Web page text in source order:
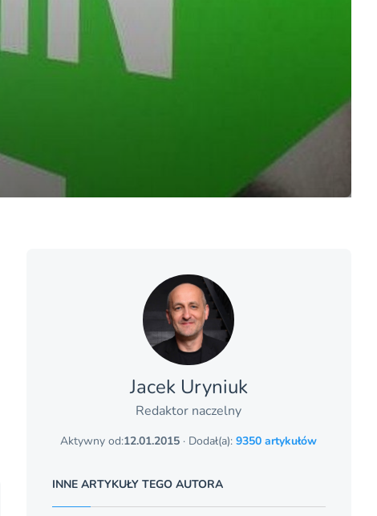
Jacek Uryniuk
Redaktor naczelny
Aktywny od:12.01.2015 · Dodał(a):9350 artykułów
INNE ARTYKUŁY TEGO AUTORA